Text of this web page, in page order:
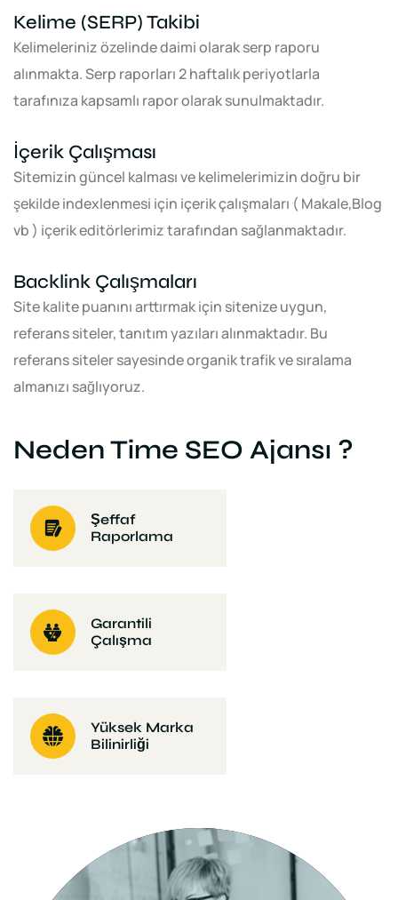
Kelime (SERP) Takibi
Kelimeleriniz özelinde daimi olarak serp raporu
alınmakta. Serp raporları 2 haftalık periyotlarla
tarafınıza kapsamlı rapor olarak sunulmaktadır.
İçerik Çalışması
Sitemizin güncel kalması ve kelimelerimizin doğru bir
şekilde indexlenmesi için içerik çalışmaları ( Makale,Blog
vb ) içerik editörlerimiz tarafından sağlanmaktadır.
Backlink Çalışmaları
Site kalite puanını arttırmak için sitenize uygun,
referans siteler, tanıtım yazıları alınmaktadır. Bu
referans siteler sayesinde organik trafik ve sıralama
almanızı sağlıyoruz.
Neden Time SEO Ajansı ?
Şeffaf
Raporlama
Garantili
Çalışma
Yüksek Marka
Bilinirliği